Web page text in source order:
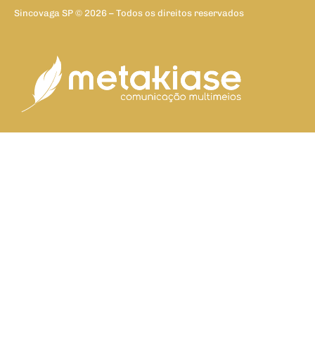
Sincovaga SP © 2026 – Todos os direitos reservados